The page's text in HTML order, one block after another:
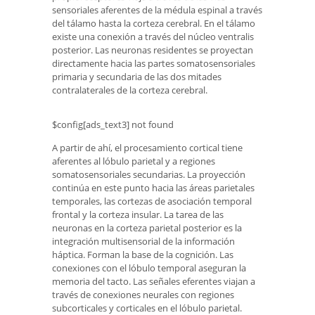
sensoriales aferentes de la médula espinal a través
del tálamo hasta la corteza cerebral. En el tálamo
existe una conexión a través del núcleo ventralis
posterior. Las neuronas residentes se proyectan
directamente hacia las partes somatosensoriales
primaria y secundaria de las dos mitades
contralaterales de la corteza cerebral.
$config[ads_text3] not found
A partir de ahí, el procesamiento cortical tiene
aferentes al lóbulo parietal y a regiones
somatosensoriales secundarias. La proyección
continúa en este punto hacia las áreas parietales
temporales, las cortezas de asociación temporal
frontal y la corteza insular. La tarea de las
neuronas en la corteza parietal posterior es la
integración multisensorial de la información
háptica. Forman la base de la cognición. Las
conexiones con el lóbulo temporal aseguran la
memoria del tacto. Las señales eferentes viajan a
través de conexiones neurales con regiones
subcorticales y corticales en el lóbulo parietal.